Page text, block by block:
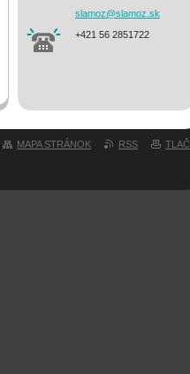
slamoz@slamoz.sk
+421 56 2851722
MAPA STRÁNOK RSS TLAČ